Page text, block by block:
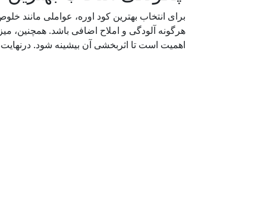
برای انتخاب بهترین کود اوره، عواملی مانند
هرگونه آلودگی و املاح اضافی باشد. همچنین،
اهمیت است تا اثربخشی آن بیشینه شود. درنهایت،